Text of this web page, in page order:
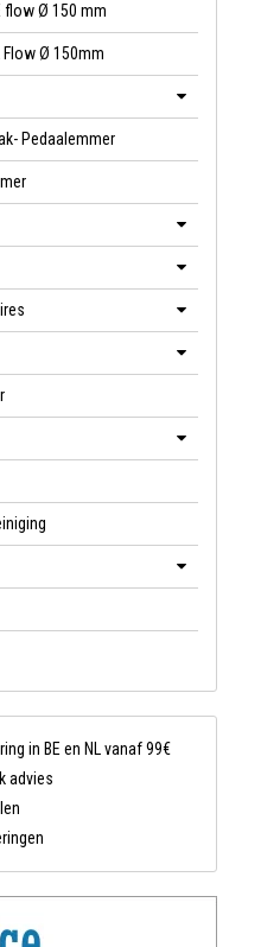
flow Ø 150 mm
Flow Ø 150mm
Pedaalemmer
in BE en NL vanaf 99€
advies